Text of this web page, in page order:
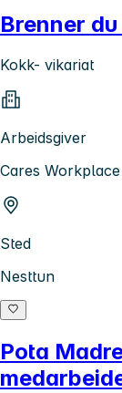
Brenner
Kokk- vikariat
Arbeidsgiver
Cares
Sted
Nesttun
Pota